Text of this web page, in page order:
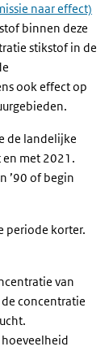
naar effect)
binnen deze
stikstof in de
ook effect op
de landelijke
met 2021.
’90 of begin
periode korter.
van
concentratie
hoeveelheid